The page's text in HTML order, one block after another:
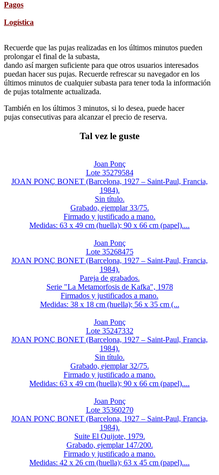
Pagos
Logística
Recuerde que las pujas realizadas en los últimos minutos pueden
prolongar el final de la subasta,
dando así margen suficiente para que otros usuarios interesados
puedan hacer sus pujas. Recuerde refrescar su navegador en los
últimos minutos de cualquier subasta para tener toda la información
de pujas totalmente actualizada.
También en los últimos 3 minutos, si lo desea, puede hacer
pujas consecutivas para alcanzar el precio de reserva.
Tal vez le guste
Joan Ponç
Lote 35279584
JOAN PONÇ BONET (Barcelona, 1927 – Saint-Paul, Francia,
1984).
Sin título.
Grabado, ejemplar 33/75.
Firmado y justificado a mano.
Medidas: 63 x 49 cm (huella); 90 x 66 cm (papel)....
Joan Ponç
Lote 35268475
JOAN PONÇ BONET (Barcelona, 1927 – Saint-Paul, Francia,
1984).
Pareja de grabados.
Serie "La Metamorfosis de Kafka", 1978
Firmados y justificados a mano.
Medidas: 38 x 18 cm (huella); 56 x 35 cm (...
Joan Ponç
Lote 35247332
JOAN PONÇ BONET (Barcelona, 1927 – Saint-Paul, Francia,
1984).
Sin título.
Grabado, ejemplar 32/75.
Firmado y justificado a mano.
Medidas: 63 x 49 cm (huella); 90 x 66 cm (papel)....
Joan Ponç
Lote 35360270
JOAN PONÇ BONET (Barcelona, 1927 – Saint-Paul, Francia,
1984).
Suite El Quijote, 1979.
Grabado, ejemplar 147/200.
Firmado y justificado a mano.
Medidas: 42 x 26 cm (huella); 63 x 45 cm (papel)....